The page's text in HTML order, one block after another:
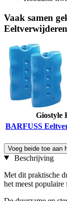
Vaak samen
Giostyle
BARFUSS
Voeg beide toe aan
Beschrijving
Met dit praktische
het meest populaire